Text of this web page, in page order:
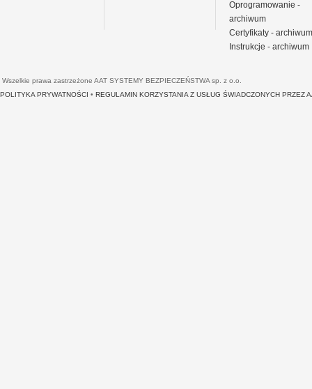
Oprogramowanie -
archiwum
Certyfikaty - archiwum
Instrukcje - archiwum
Wszelkie prawa zastrzeżone AAT SYSTEMY BEZPIECZEŃSTWA sp. z o.o.
POLITYKA PRYWATNOŚCI • REGULAMIN KORZYSTANIA Z USŁUG ŚWIADCZONYCH PRZEZ